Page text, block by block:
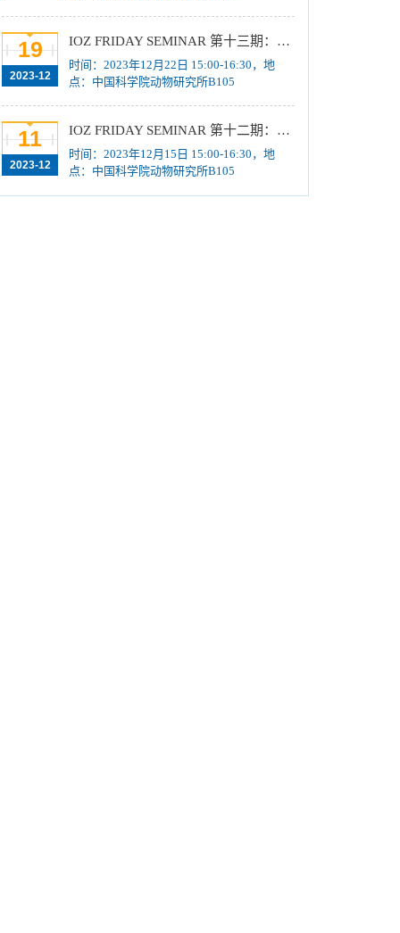
19
2023-12
IOZ FRIDAY SEMINAR 第十三期：上皮类器官系统构建之组织力的协调与细胞应答解析、利用表观基因组编辑技术调控基因表达
时间：2023年12月22日 15:00-16:30，地
点：中国科学院动物研究所B105
11
2023-12
IOZ FRIDAY SEMINAR 第十二期：动物月节律和年节律的奥秘探究、功能性毛细血管网络的体外构建及应用
时间：2023年12月15日 15:00-16:30，地
点：中国科学院动物研究所B105